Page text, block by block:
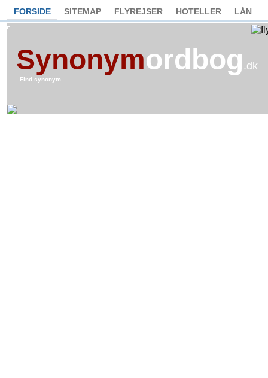
FORSIDE SITEMAP FLYREJSER HOTELLER LÅN
Synonymordbog .dk
Find synonym